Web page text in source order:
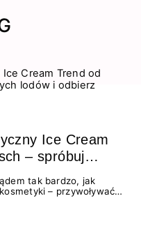
Ice Cream
– spróbuj
tak bardzo, jak
– przywoływać
to coś więcej niż